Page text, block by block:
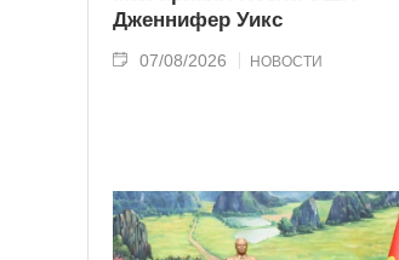
Дженнифер Уикс
07/08/2026 НОВОСТИ